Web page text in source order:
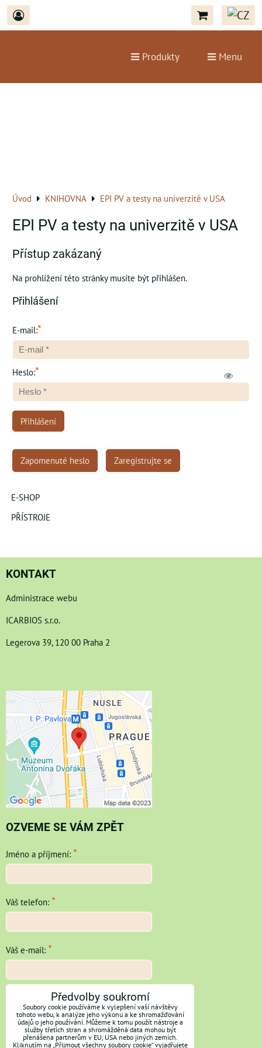
Produkty Menu
Úvod KNIHOVNA EPI PV a testy na univerzitě v USA
EPI PV a testy na univerzitě v USA
Přístup zakázaný
Na prohlížení této stránky musíte být přihlášen.
Přihlášení
E-mail:*
Heslo:*
Přihlášení
Zapomenuté heslo Zaregistrujte se
E-SHOP
PŘÍSTROJE
KONTAKT
Administrace webu
ICARBIOS s.r.o.
Legerova 39, 120 00 Praha 2
OZVEME SE VÁM ZPĚT
Jméno a příjmení: *
Váš telefon: *
Váš e-mail: *
Vaše zpráva:*
Předvolby soukromí
Soubory cookie používáme k vylepšení vaší návštěvy
tohoto webu, k analýze jeho výkonu a ke shromažďování
údajů o jeho používání. Můžeme k tomu použít nástroje a
služby třetích stran a shromážděná data mohou být
přenášena partnerům v EU, USA nebo jiných zemích.
Kliknutím na „Přijmout všechny soubory cookie“ vyjadřujete